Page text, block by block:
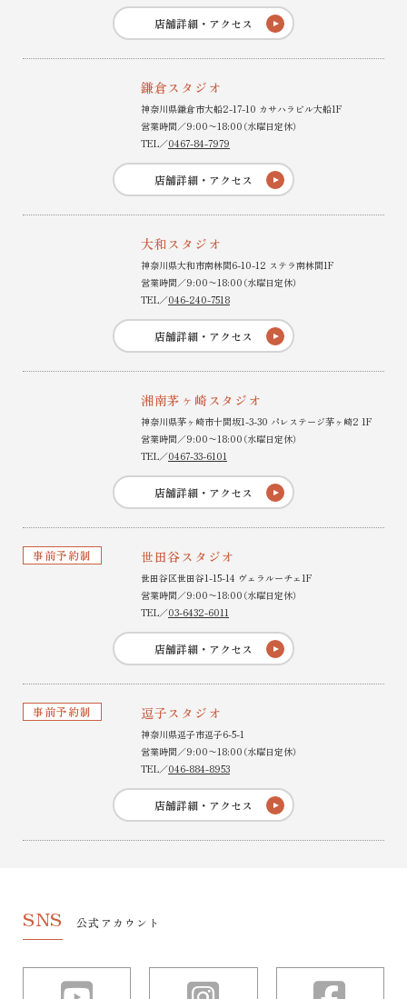
店舗詳細・アクセス
鎌倉スタジオ
神奈川県鎌倉市大船2-17-10 カサハラビル大船1F
営業時間／9:00〜18:00（水曜日定休）
TEL／0467-84-7979
店舗詳細・アクセス
大和スタジオ
神奈川県大和市南林間6-10-12 ステラ南林間1F
営業時間／9:00〜18:00（水曜日定休）
TEL／046-240-7518
店舗詳細・アクセス
湘南茅ヶ崎スタジオ
神奈川県茅ヶ崎市十間坂1-3-30 パレステージ茅ヶ崎2 1F
営業時間／9:00〜18:00（水曜日定休）
TEL／0467-33-6101
店舗詳細・アクセス
事前予約制 世田谷スタジオ
世田谷区世田谷1-15-14 ヴェラルーチェ1F
営業時間／9:00〜18:00（水曜日定休）
TEL／03-6432-6011
店舗詳細・アクセス
事前予約制 逗子スタジオ
神奈川県逗子市逗子6-5-1
営業時間／9:00〜18:00（水曜日定休）
TEL／046-884-8953
店舗詳細・アクセス
SNS 公式アカウント